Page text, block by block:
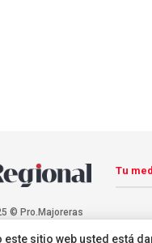
© Pro.Majoreras
Tu
sitio web usted está